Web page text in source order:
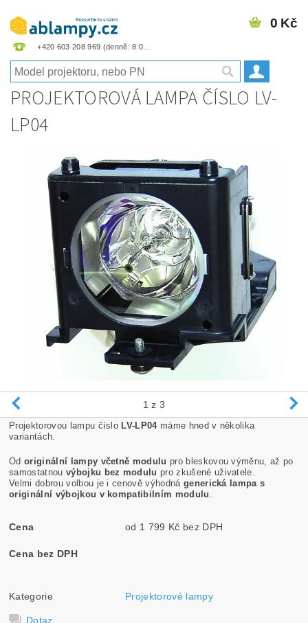
+420 603 208 969
0 Kč
PROJEKTOROVÁ LAMPA ČÍSLO LV-
LP04
1 z 3
Projektorovou lampu číslo LV-LP04máme hned v několika
variantách.
Odoriginální lampy včetně modulu pro bleskovou výměnu, až po
samostatnou výbojku bez modulu pro zkušené uživatele.
Velmi dobrou volbou je i cenově výhodná generická lampa s
originální výbojkou v kompatibilním modulu
Cena od 1 799 Kč bez DPH
Cena bez DPH
Kategorie Projektorové lampy
Dotaz